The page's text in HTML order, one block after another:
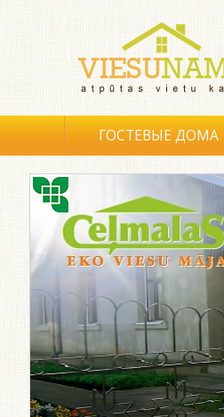
ГОСТЕВЫЕ ДОМА